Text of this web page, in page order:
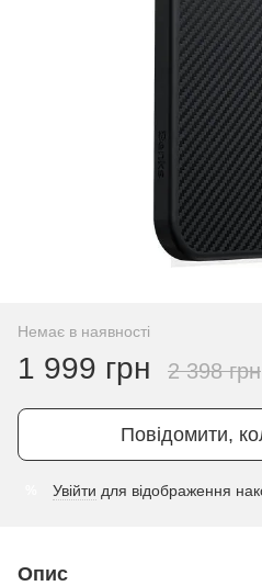
Немає в наявності
1 999 грн 2 398 грн
Повідомити,
Увійти для відображення
Опис